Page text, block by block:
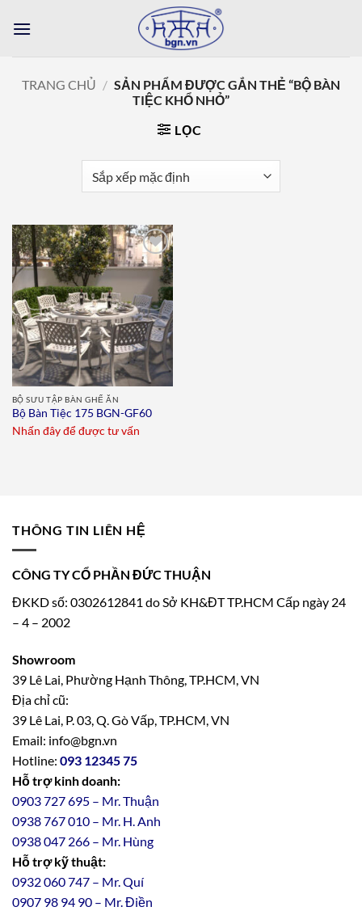
qua
TRANG CHỦ / SẢN PHẨM ĐƯỢC GẮN THẺ “BỘ BÀN
TIỆC KHỔ NHỎ”
LỌC
Add to
wishlist
BỘ SƯU TẬP BÀN GHẾ ĂN
Bộ Bàn Tiệc 175 BGN-GF60
Nhấn đây để được tư vấn
THÔNG TIN LIÊN HỆ
CÔNG TY CỔ PHẦN ĐỨC THUẬN
ĐKKD số: 0302612841 do Sở KH&ĐT TP.HCM Cấp ngày 24
– 4 – 2002
Showroom
39 Lê Lai, Phường Hạnh Thông, TP.HCM, VN
Địa chỉ cũ:
39 Lê Lai, P. 03, Q. Gò Vấp, TP.HCM, VN
Email: info@bgn.vn
Hotline: 093 12345 75
Hỗ trợ kinh doanh:
0903 727 695 – Mr. Thuận
0938 767 010 – Mr. H. Anh
0938 047 266 – Mr. Hùng
Hỗ trợ kỹ thuật:
0932 060 747 – Mr. Quí
0907 98 94 90 – Mr. Điền